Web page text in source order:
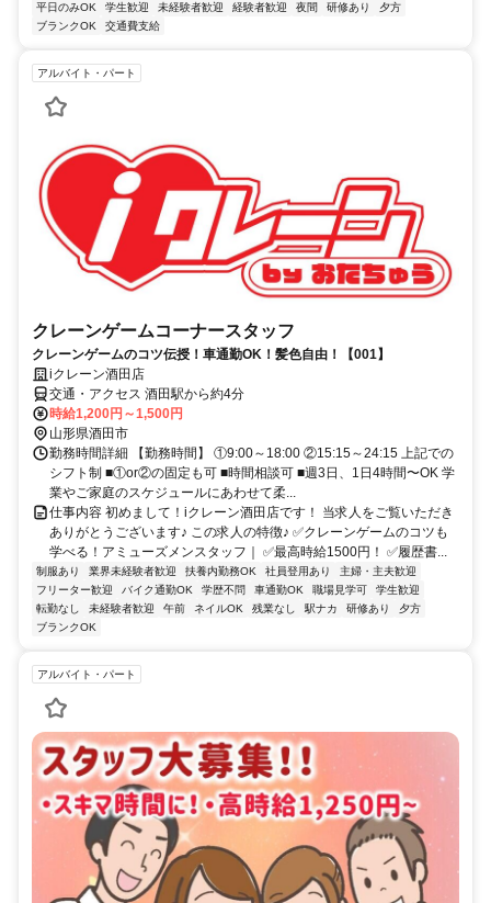
平日のみOK
学生歓迎 未経験者歓迎 経験者歓迎 夜間 研修あり
夕方
ブランクOK
交通費支給
アルバイト・パート
クレーンゲームコーナースタッフ
クレーンゲームのコツ伝授！車通勤OK！髪色自由！【001】
iクレーン酒田店
交通・アクセス 酒田駅から約4分
時給1,200円～1,500円
山形県酒田市
勤務時間詳細 【勤務時間】 ①9:00～18:00 ②15:15～24:15 上記での
シフト制 ■①or②の固定も可 ■時間相談可 ■週3日、1日4時間〜OK 学
業やご家庭のスケジュールにあわせて柔...
仕事内容 初めまして！iクレーン酒田店です！ 当求人をご覧いただき
ありがとうございます♪ この求人の特徴♪ ✅クレーンゲームのコツも
学べる！アミューズメンスタッフ｜ ✅最高時給1500円！ ✅履歴書...
制服あり 業界未経験者歓迎 扶養内勤務OK 社員登用あり
主婦・主夫歓迎
フリーター歓迎
バイク通勤OK 学歴不問 車通勤OK 職場見学可
学生歓迎
転勤なし
未経験者歓迎 午前 ネイルOK 残業なし 駅ナカ 研修あり
夕方
ブランクOK
アルバイト・パート